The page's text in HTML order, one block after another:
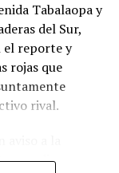
Tabalaopa y
del Sur,
el reporte y
rojas que
rival.
acudieron